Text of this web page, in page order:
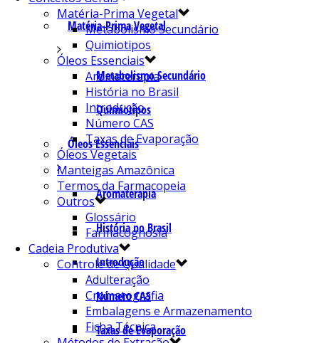
Matéria-Prima Vegetal
Metabolismo Secundário
Quimiotipos
Óleos Essenciais
Aromaterapia
História no Brasil
Introdução
Número CAS
Taxas de Evaporação
Matéria-Prima Vegetal
Metabolismo Secundário
Quimiotipos
Óleos Essenciais
Aromaterapia
História no Brasil
Introdução
Número CAS
Taxas de Evaporação
Óleos Vegetais
Manteigas Amazônica
Termos da Farmacopeia
Outros
Glossário
Farmacognosia
Cadeia Produtiva
Controle de Qualidade
Adulteração
Cromatografia
Embalagens e Armazenamento
Ficha Técnica